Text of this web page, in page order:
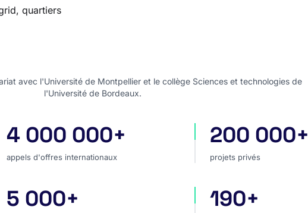
quartiers
avec l'Université de Montpellier et le collège Sciences et technologies de
l'Université de Bordeaux.
appels d'offres internationaux
4 000 000+
appels d'offres internationaux
projets privés
200 000+
projets privés
sources dans le monde
5 000+ pays couverts
190+